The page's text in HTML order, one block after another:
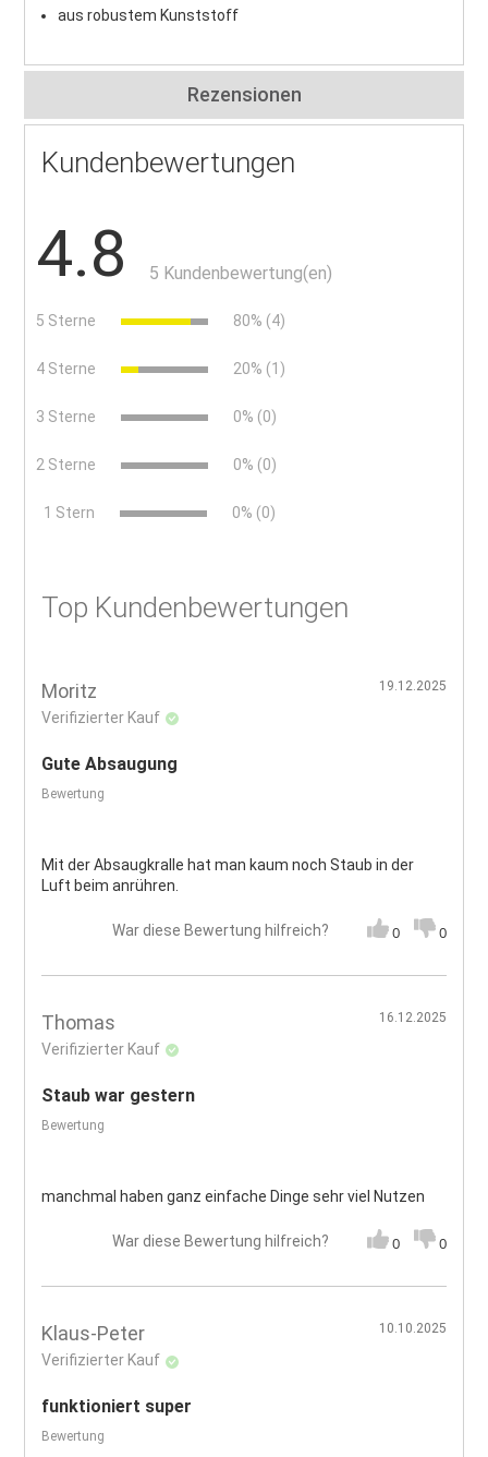
aus robustem Kunststoff
Rezensionen
Kundenbewertungen
4.8 5 Kundenbewertung(en)
5 Sterne 80% (4)
4 Sterne 20% (1)
3 Sterne 0% (0)
2 Sterne 0% (0)
1 Stern 0% (0)
Top Kundenbewertungen
Moritz
Verifizierter Kauf
19.12.2025
Gute Absaugung
Bewertung
Mit der Absaugkralle hat man kaum noch Staub in der
Luft beim anrühren.
War diese Bewertung hilfreich? 0 0
Thomas
Verifizierter Kauf
16.12.2025
Staub war gestern
Bewertung
manchmal haben ganz einfache Dinge sehr viel Nutzen
War diese Bewertung hilfreich? 0 0
Klaus-Peter
Verifizierter Kauf
10.10.2025
funktioniert super
Bewertung